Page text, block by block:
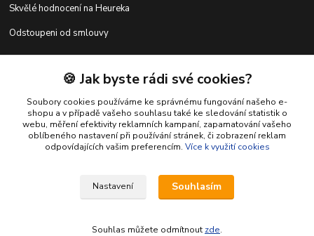
Skvělé hodnocení na Heureka
Odstoupeni od smlouvy
Kontakty
shop@racing-tuning-shop.cz
🍪 Jak byste rádi své cookies?
Soubory cookies používáme ke správnému fungování našeho e-
shopu a v případě vašeho souhlasu také ke sledování statistik o
webu, měření efektivity reklamních kampaní, zapamatování vašeho
oblíbeného nastavení při používání stránek, či zobrazení reklam
odpovídajících vašim preferencím. Více k využití cookies
Nastavení Souhlasím
Souhlas můžete odmítnout zde.